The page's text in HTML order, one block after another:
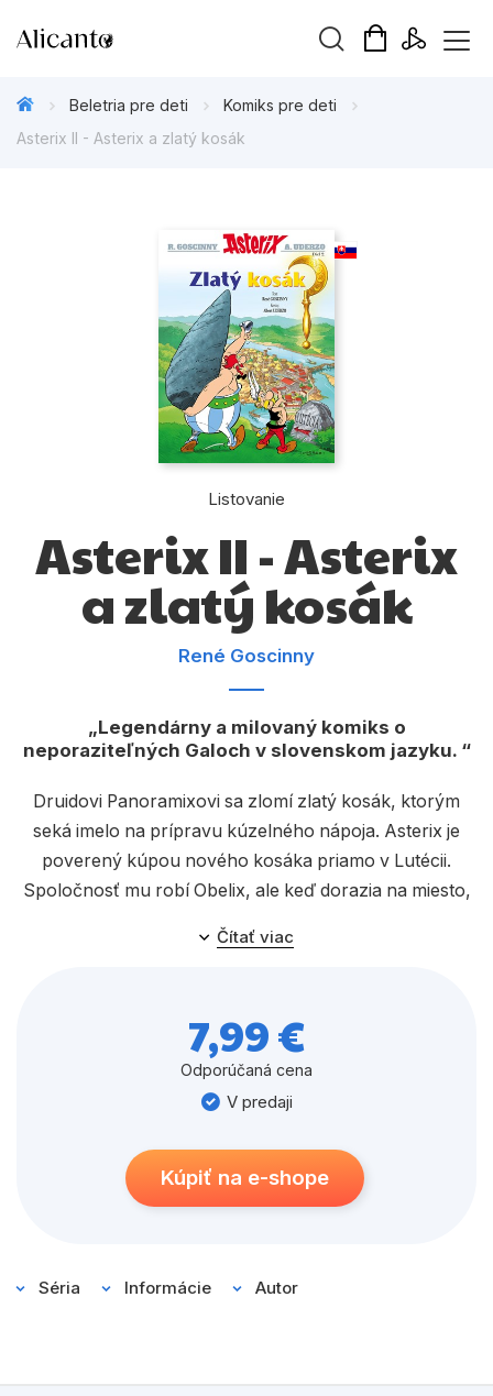
Beletria pre deti
Beletria pre dospelých
Darčekové publikácie
Doplnkový sortiment
Kalendáre, diáre
Počítače
Populárno - náučné pre deti
Výchova a pedagogika
Young adult
Zdravie a životný štýl
Všetky kategórie
Beletria pre deti
Komiks pre deti
Asterix II - Asterix a zlatý kosák
Listovanie
Asterix II - Asterix
a zlatý kosák
René Goscinny
Legendárny a milovaný komiks o
neporaziteľných Galoch v slovenskom jazyku.
Druidovi Panoramixovi sa zlomí zlatý kosák, ktorým
seká imelo na prípravu kúzelného nápoja. Asterix je
poverený kúpou nového kosáka priamo v Lutécii.
Spoločnosť mu robí Obelix, ale keď dorazia na miesto,
kosákov, akoby sa prepadol pod zem. Asterix rýchlo
Čítať viac
7,99 €
Odporúčaná cena
V predaji
Kúpiť na e-shope
Séria Informácie Autor